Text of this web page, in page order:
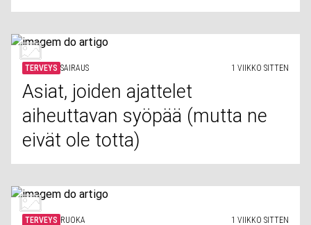
TERVEYS SAIRAUS 1 VIIKKO SITTEN
Asiat, joiden ajattelet
aiheuttavan syöpää (mutta ne
eivät ole totta)
TERVEYS RUOKA 1 VIIKKO SITTEN